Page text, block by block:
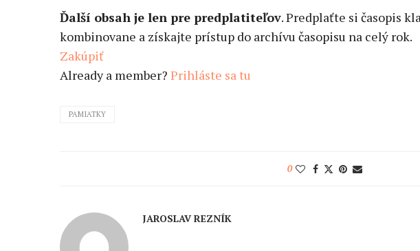
Ďalší obsah je len pre predplatiteľov. Predplaťte si časopis
kombinovane a získajte prístup do archívu časopisu na celý rok.
Zakúpiť
Already a member? Prihláste sa tu
PAMIATKY
0
JAROSLAV REZNÍK